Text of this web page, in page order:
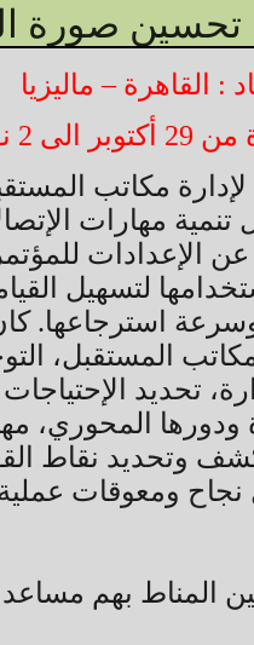
تحسين صورة
: القاهرة – ماليزيا
2017م
مكاتب
مهارات
الإعدادات
لتسهيل
استرجاعها.
المستقبل،
تحديد
ودورها
كشف وتحديد نقاط
ومعوقات
المناط بهم مساعدة